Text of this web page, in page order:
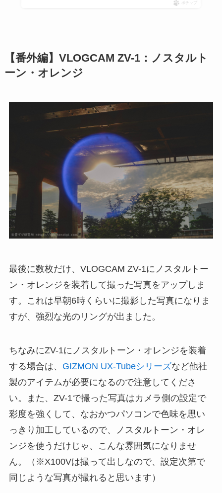
ポチップ
【番外編】VLOGCAM ZV-1：ノスタルト
ーン・オレンジ
最後に数枚だけ、VLOGCAM ZV-1にノスタルトー
ン・オレンジを装着して撮った写真をアップしま
す。これは早朝6時くらいに撮影した写真になりま
すが、強烈な光のリングが出ました。
ちなみにZV-1にノスタルトーン・オレンジを装着
する場合は、 GIZMON UX-Tubeシリーズなど他社
製のアイテムが必要になるので注意してくださ
い。また、ZV-1で撮った写真はカメラ側の設定で
彩度を強くして、なおかつパソコンで色味を思い
っきり加工しているので、ノスタルトーン・オレ
ンジを使うだけじゃ、こんな雰囲気になりませ
ん。（※X100Vは撮って出しなので、設定次第で
同じような写真が撮れると思います）